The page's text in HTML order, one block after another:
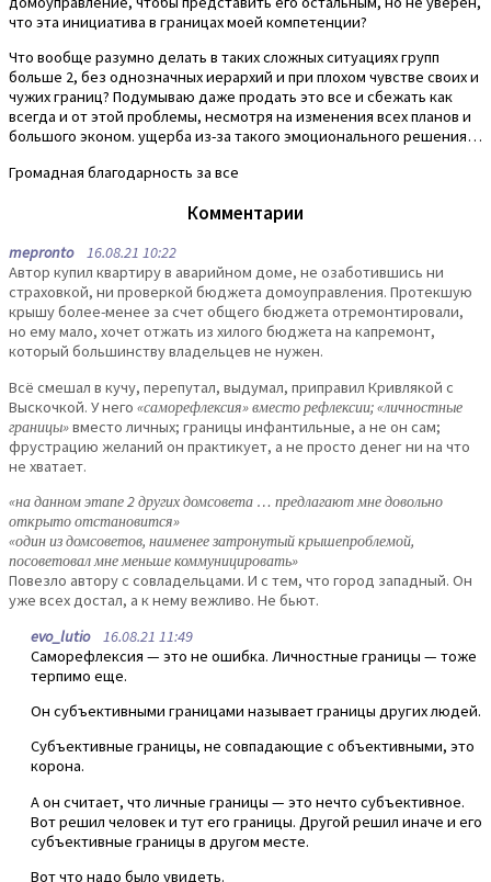
что эта инициатива в границах моей компетенции?
Что вообще разумно делать в таких сложных ситуациях групп
больше 2, без однозначных иерархий и при плохом чувстве своих и
чужих границ? Подумываю даже продать это все и сбежать как
всегда и от этой проблемы, несмотря на изменения всех планов и
большого эконом. ущерба из-за такого эмоционального решения…
Громадная благодарность за все
Комментарии
mepronto16.08.21 10:22
Автор купил квартиру в аварийном доме, не озаботившись ни
страховкой, ни проверкой бюджета домоуправления. Протекшую
крышу более-менее за счет общего бюджета отремонтировали,
но ему мало, хочет отжать из хилого бюджета на капремонт,
который большинству владельцев не нужен.
Всё смешал в кучу, перепутал, выдумал, приправил Кривлякой с
Выскочкой. У него «саморефлексия» вместо рефлексии; «личностные
границы»вместо личных; границы инфантильные, а не он сам;
фрустрацию желаний он практикует, а не просто денег ни на что
не хватает.
«на данном этапе 2 других домсовета … предлагают мне довольно
открыто отстановится»
«один из домсоветов, наименее затронутый крышепроблемой,
посоветовал мне меньше коммуницировать»
Повезло автору с совладельцами. И с тем, что город западный. Он
уже всех достал, а к нему вежливо. Не бьют.
evo_lutio16.08.21 11:49
Саморефлексия — это не ошибка. Личностные границы — тоже
терпимо еще.
Он субъективными границами называет границы других людей.
Субъективные границы, не совпадающие с объективными, это
корона.
А он считает, что личные границы — это нечто субъективное.
Вот решил человек и тут его границы. Другой решил иначе и его
субъективные границы в другом месте.
Вот что надо было увидеть.